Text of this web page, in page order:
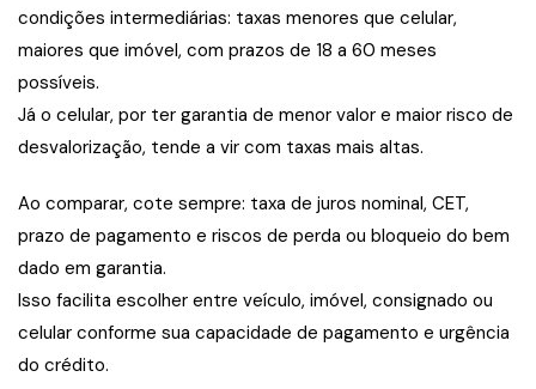
condições intermediárias: taxas menores que celular,
maiores que imóvel, com prazos de 18 a 60 meses
possíveis.
Já o celular, por ter garantia de menor valor e maior risco de
desvalorização, tende a vir com taxas mais altas.
Ao comparar, cote sempre: taxa de juros nominal, CET,
prazo de pagamento e riscos de perda ou bloqueio do bem
dado em garantia.
Isso facilita escolher entre veículo, imóvel, consignado ou
celular conforme sua capacidade de pagamento e urgência
do crédito.